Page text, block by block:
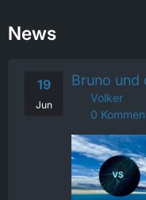
News
19
Jun
Bruno und
Volker
0